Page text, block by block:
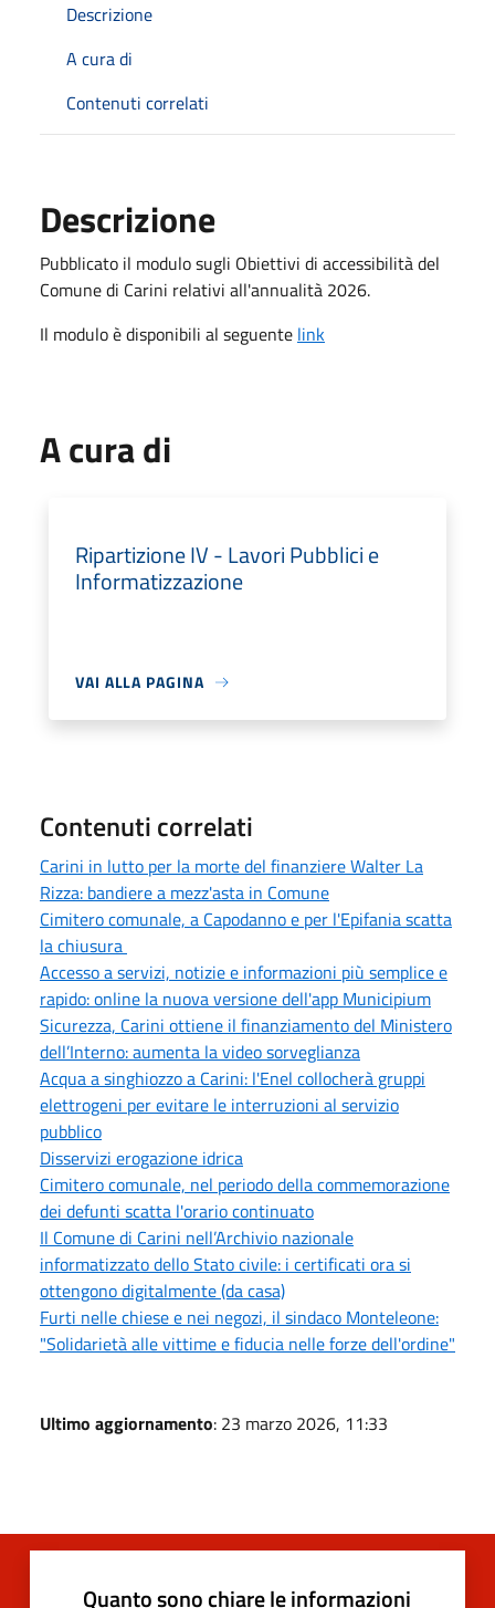
Descrizione
A cura di
Contenuti correlati
Descrizione
Pubblicato il modulo sugli Obiettivi di accessibilità del
Comune di Carini relativi all'annualità 2026.
Il modulo è disponibili al seguente link
A cura di
Ripartizione IV - Lavori Pubblici e
Informatizzazione
VAI ALLA PAGINA
Contenuti correlati
Carini in lutto per la morte del finanziere Walter La
Rizza: bandiere a mezz'asta in Comune
Cimitero comunale, a Capodanno e per l'Epifania scatta
la chiusura
Accesso a servizi, notizie e informazioni più semplice e
rapido: online la nuova versione dell'app Municipium
Sicurezza, Carini ottiene il finanziamento del Ministero
dell’Interno: aumenta la video sorveglianza
Acqua a singhiozzo a Carini: l'Enel collocherà gruppi
elettrogeni per evitare le interruzioni al servizio
pubblico
Disservizi erogazione idrica
Cimitero comunale, nel periodo della commemorazione
dei defunti scatta l'orario continuato
Il Comune di Carini nell’Archivio nazionale
informatizzato dello Stato civile: i certificati ora si
ottengono digitalmente (da casa)
Furti nelle chiese e nei negozi, il sindaco Monteleone:
"Solidarietà alle vittime e fiducia nelle forze dell'ordine"
Ultimo aggiornamento: 23 marzo 2026, 11:33
Quanto sono chiare le informazioni